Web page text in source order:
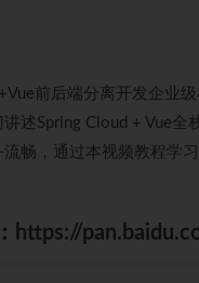
前后端分离开发企业
述Spring Cloud + Vue
流畅，通过本视频教程学
https://